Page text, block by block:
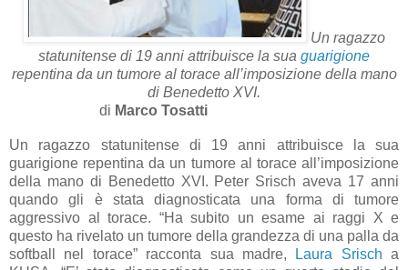
Un ragazzo
statunitense di 19 anni attribuisce la sua guarigione
repentina da un tumore al torace all’imposizione della mano
di Benedetto XVI.
di Marco Tosatti
Un ragazzo statunitense di 19 anni attribuisce la sua
guarigione repentina da un tumore al torace all’imposizione
della mano di Benedetto XVI. Peter Srisch aveva 17 anni
quando gli è stata diagnosticata una forma di tumore
aggressivo al torace. “Ha subito un esame ai raggi X e
questo ha rivelato un tumore della grandezza di una palla da
softball nel torace” racconta sua madre,
Laura Srisch a